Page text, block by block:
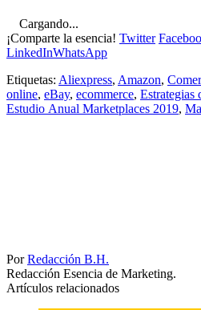
Cargando...
¡Comparte la esencia! Twitter
LinkedInWhatsApp
Etiquetas: Aliexpress, Amazon,
online, eBay, ecommerce, Estrategias
Estudio Anual Marketplaces 2019,
PorRedacción B.H.
Redacción Esencia de Marketing.
Artículos relacionados